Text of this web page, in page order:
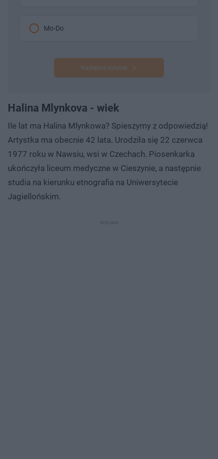
Mo-Do
Następne pytanie
Halina Mlynkova - wiek
Ile lat ma Halina Mlynkowa? Spieszymy z odpowiedzią!
Artystka ma obecnie 42 lata. Urodziła się 22 czerwca
1977 roku w Nawsiu, wsi w Czechach. Piosenkarka
ukończyła liceum medyczne w Cieszynie, a następnie
studia na kierunku etnografia na Uniwersytecie
Jagiellońskim.